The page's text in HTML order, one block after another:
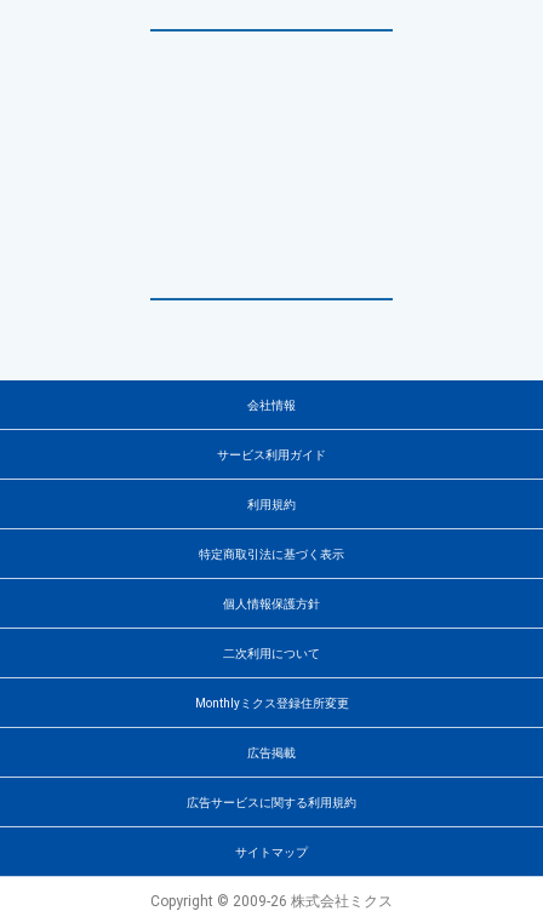
会社情報
サービス利用ガイド
利用規約
特定商取引法に基づく表示
個人情報保護方針
二次利用について
Monthlyミクス登録住所変更
広告掲載
広告サービスに関する利用規約
サイトマップ
Copyright © 2009-26 株式会社ミクス